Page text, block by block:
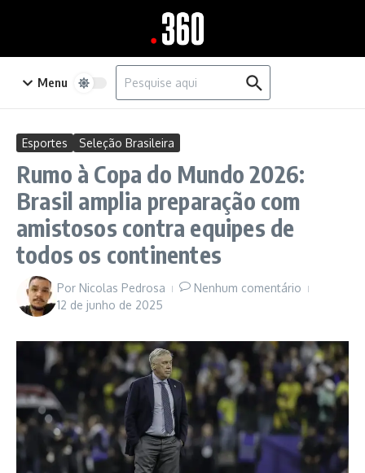
Menu
Procurar por:
Esportes Seleção Brasileira
Rumo à Copa do Mundo 2026:
Brasil amplia preparação com
amistosos contra equipes de
todos os continentes
Por Nicolas Pedrosa
Nenhum comentário
12 de junho de 2025